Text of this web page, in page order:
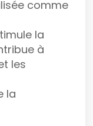
comme
la
à
les
la